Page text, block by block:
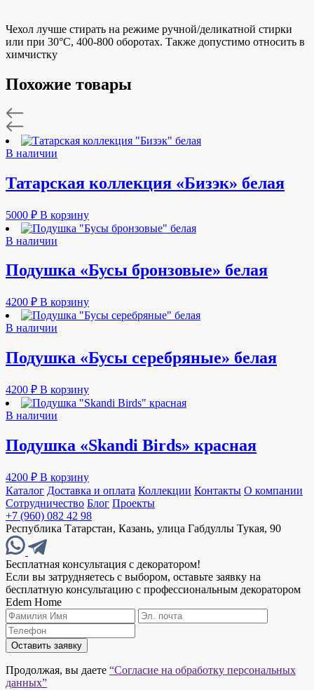
Чехол лучше стирать на режиме ручной/деликатной стирки
или при 30°C, 400-800 оборотах. Также допустимо относить в
химчистку
Похожие товары
В наличии
Татарская коллекция «Бизэк» белая
5000 ₽ В корзину
В наличии
Подушка «Бусы бронзовые» белая
4200 ₽ В корзину
В наличии
Подушка «Бусы серебряные» белая
4200 ₽ В корзину
В наличии
Подушка «Skandi Birds» красная
4200 ₽ В корзину
Каталог Доставка и оплата Коллекции Контакты О компании
Сотрудничество Блог Проекты
+7 (960) 082 42 98
Республика Татарстан, Казань, улица Габдуллы Тукая, 90
Бесплатная консультация с декоратором!
Если вы затрудняетесь с выбором, оставьте заявку на
бесплатную консультацию с профессиональным декоратором
Edem Home
Оставить заявку
Продолжая, вы даете “Согласие на обработку персональных
данных”